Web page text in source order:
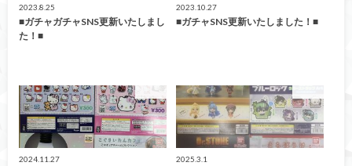
2023.8.25
■ガチャガチャSNS更新いたしまし
た！■
2023.10.27
■ガチャSNS更新いたしました！■
2024.11.27 2025.3.1